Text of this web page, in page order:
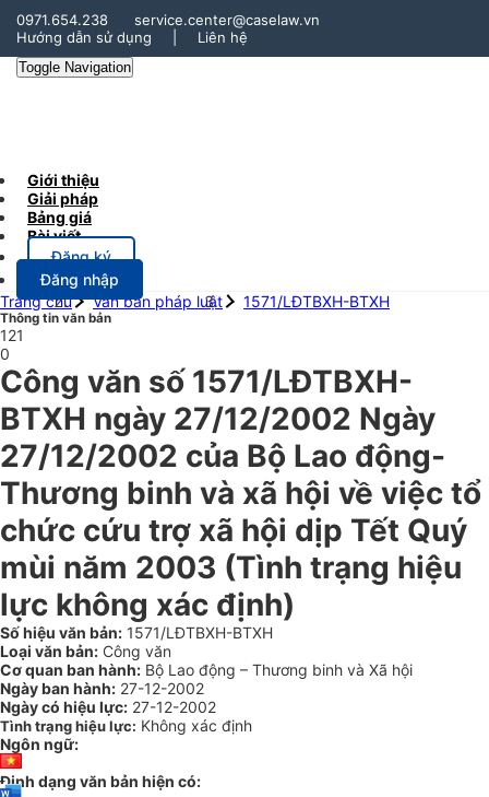
0971.654.238
service.center@caselaw.vn
Hướng dẫn sử dụng
Liên hệ
Toggle Navigation
Giới thiệu
Giải pháp
Bảng giá
Bài viết
Đăng ký
Đăng nhập
Trang chủ
Văn bản pháp luật 1571/LĐTBXH-BTXH
Thông tin văn bản
121
0
Công văn số 1571/LĐTBXH-
BTXH ngày 27/12/2002 Ngày
27/12/2002 của Bộ Lao động-
Thương binh và xã hội về việc tổ
chức cứu trợ xã hội dịp Tết Quý
mùi năm 2003 (Tình trạng hiệu
lực không xác định)
Số hiệu văn bản: 1571/LĐTBXH-BTXH
Loại văn bản: Công văn
Cơ quan ban hành: Bộ Lao động – Thương binh và Xã hội
Ngày ban hành: 27-12-2002
Ngày có hiệu lực: 27-12-2002
Tình trạng hiệu lực: Không xác định
Ngôn ngữ:
Định dạng văn bản hiện có: